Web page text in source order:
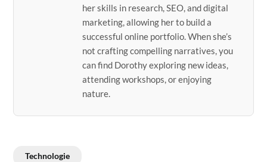
her skills in research, SEO, and digital
marketing, allowing her to build a
successful online portfolio. When she’s
not crafting compelling narratives, you
can find Dorothy exploring new ideas,
attending workshops, or enjoying
nature.
Technologie